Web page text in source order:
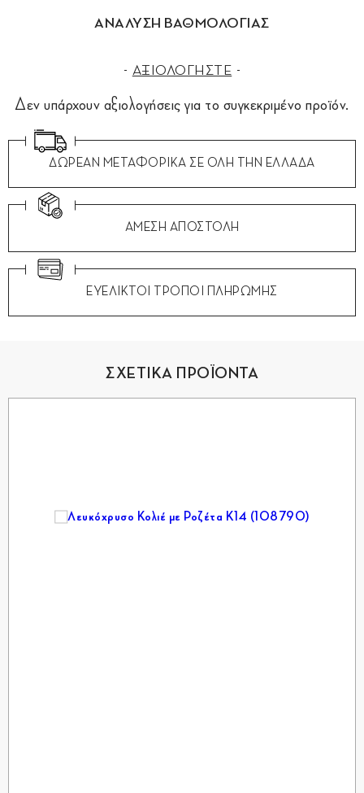
ΑΝΑΛΥΣΗ ΒΑΘΜΟΛΟΓΙΑΣ
ΑΞΙΟΛΟΓΗΣΤΕ
Δεν υπάρχουν αξιολογήσεις για το συγκεκριμένο προϊόν.
ΔΩΡΕΑΝ ΜΕΤΑΦΟΡΙΚΑ ΣΕ ΟΛΗ ΤΗΝ ΕΛΛΑΔΑ
ΑΜΕΣΗ ΑΠΟΣΤΟΛΗ
ΕΥΕΛΙΚΤΟΙ ΤΡΟΠΟΙ ΠΛΗΡΩΜΗΣ
ΣΧΕΤΙΚΑ ΠΡΟΪΟΝΤΑ